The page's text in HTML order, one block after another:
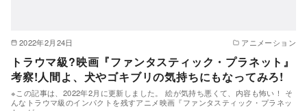
2022年2月24日 アニメーション
トラウマ級?映画『ファンタスティック・プラネット』
考察!人間よ、犬やゴキブリの気持ちにもなってみろ!
※この記事は、2022年2月に更新しました。 絵が気持ち悪くて、内容も怖い！ そ
んなトラウマ級のインパクトを残すアニメ映画『ファンタスティック・プラネッ